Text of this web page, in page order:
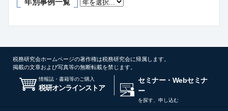
税務研究会ホームページの著作権は税務研究会に帰属します。
掲載の文章および写真等の無断転載を禁じます。
情報誌・書籍等のご購入
税研オンラインストア
セミナー・Webセミナ
ー
を探す、申し込む